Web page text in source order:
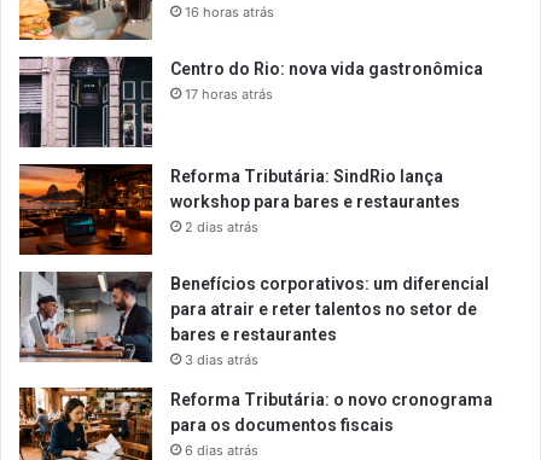
16 horas atrás
Centro do Rio: nova vida gastronômica
17 horas atrás
Reforma Tributária: SindRio lança
workshop para bares e restaurantes
2 dias atrás
Benefícios corporativos: um diferencial
para atrair e reter talentos no setor de
bares e restaurantes
3 dias atrás
Reforma Tributária: o novo cronograma
para os documentos fiscais
6 dias atrás